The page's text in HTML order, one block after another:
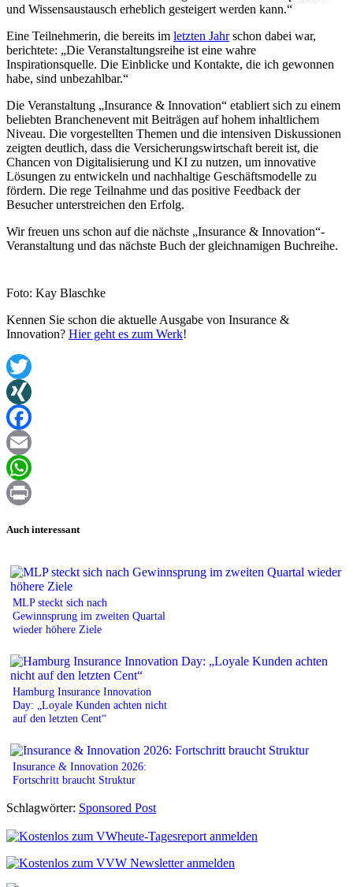
und Wissensaustausch erheblich gesteigert werden kann.“
Eine Teilnehmerin, die bereits im letzten Jahrschon dabei war,
berichtete: „Die Veranstaltungsreihe ist eine wahre
Inspirationsquelle. Die Einblicke und Kontakte, die ich gewonnen
habe, sind unbezahlbar.“
Die Veranstaltung „Insurance & Innovation“ etabliert sich zu einem
beliebten Branchenevent mit Beiträgen auf hohem inhaltlichem
Niveau. Die vorgestellten Themen und die intensiven Diskussionen
zeigten deutlich, dass die Versicherungswirtschaft bereit ist, die
Chancen von Digitalisierung und KI zu nutzen, um innovative
Lösungen zu entwickeln und nachhaltige Geschäftsmodelle zu
fördern. Die rege Teilnahme und das positive Feedback der
Besucher unterstreichen den Erfolg.
Wir freuen uns schon auf die nächste „Insurance & Innovation“-
Veranstaltung und das nächste Buch der gleichnamigen Buchreihe.
Foto: Kay Blaschke
Kennen Sie schon die aktuelle Ausgabe von Insurance &
Innovation? Hier geht es zum Werk!
Twitter
XING
Facebook
Email
WhatsApp
Auch interessant
MLP steckt sich nach
Gewinnsprung im zweiten Quartal
wieder höhere Ziele
Hamburg Insurance Innovation
Day: „Loyale Kunden achten nicht
auf den letzten Cent“
Insurance & Innovation 2026:
Fortschritt braucht Struktur
Schlagwörter: Sponsored Post